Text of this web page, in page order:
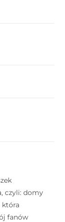
czyli: domy
która
fanów